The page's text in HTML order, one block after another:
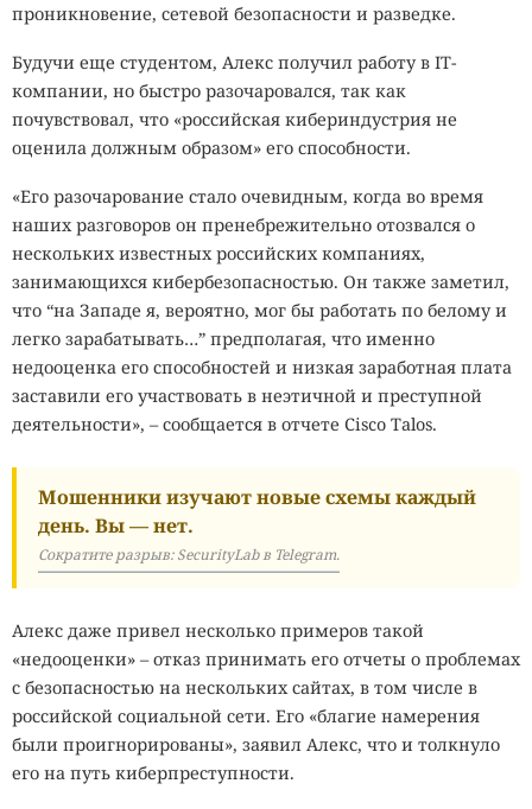
проникновение, сетевой безопасности и разведке.
Будучи еще студентом, Алекс получил работу в IT-
компании, но быстро разочаровался, так как
почувствовал, что «российская кибериндустрия не
оценила должным образом» его способности.
«Его разочарование стало очевидным, когда во время
наших разговоров он пренебрежительно отозвался о
нескольких известных российских компаниях,
занимающихся кибербезопасностью. Он также заметил,
что “на Западе я, вероятно, мог бы работать по белому и
легко зарабатывать…” предполагая, что именно
недооценка его способностей и низкая заработная плата
заставили его участвовать в неэтичной и преступной
деятельности», – сообщается в отчете Cisco Talos.
Мошенники изучают новые схемы каждый
день. Вы — нет.
Сократите разрыв: SecurityLab в Telegram.
Алекс даже привел несколько примеров такой
«недооценки» – отказ принимать его отчеты о проблемах
с безопасностью на нескольких сайтах, в том числе в
российской социальной сети. Его «благие намерения
были проигнорированы», заявил Алекс, что и толкнуло
его на путь киберпреступности.